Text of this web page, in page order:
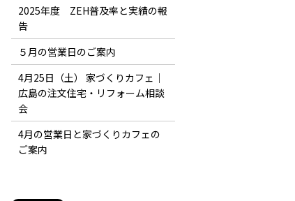
2025年度 ZEH普及率と実績の報
告
５月の営業日のご案内
4月25日（土） 家づくりカフェ｜
広島の注文住宅・リフォーム相談
会
4月の営業日と家づくりカフェの
ご案内